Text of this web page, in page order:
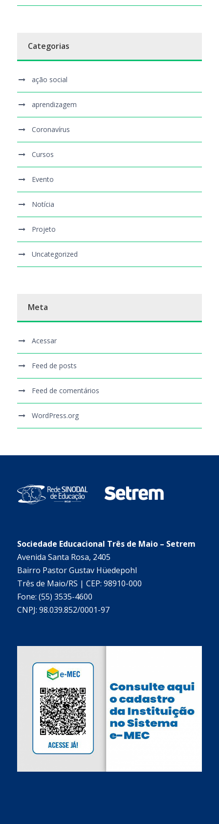
Categorias
ação social
aprendizagem
Coronavírus
Cursos
Evento
Notícia
Projeto
Uncategorized
Meta
Acessar
Feed de posts
Feed de comentários
WordPress.org
Sociedade Educacional Três de Maio – Setrem
Avenida Santa Rosa, 2405
Bairro Pastor Gustav Hüedepohl
Três de Maio/RS | CEP: 98910-000
Fone: (55) 3535-4600
CNPJ: 98.039.852/0001-97